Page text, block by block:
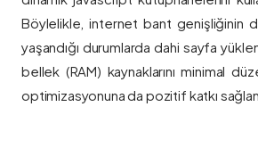
Böylelikle, internet bant genişliğinin
yaşandığı durumlarda dahi sayfa
bellek (RAM) kaynaklarını minimal
optimizasyonuna da pozitif katkı